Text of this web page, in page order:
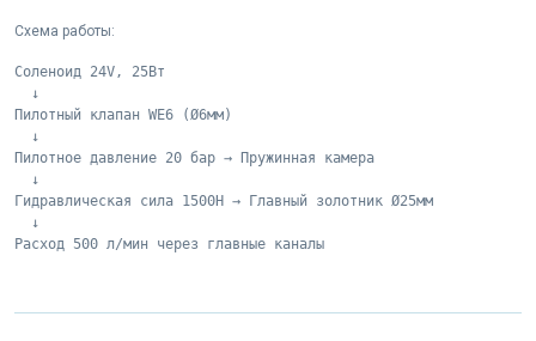
Схема работы:
Соленоид 24V, 25Вт
  ↓
Пилотный клапан WE6 (Ø6мм)
  ↓
Пилотное давление 20 бар → Пружинная камера
  ↓
Гидравлическая сила 1500Н → Главный золотник Ø25мм
  ↓
Расход 500 л/мин через главные каналы